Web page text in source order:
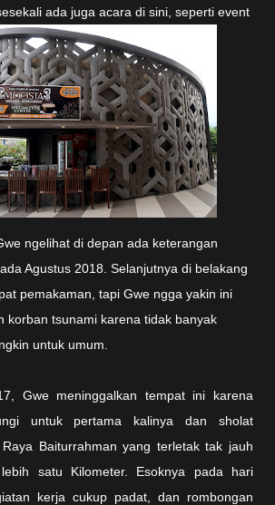
ada juga acara di sini, seperti event
ngelihat di depan ada keterangan
Agustus 2018. Selanjutnya di belakang
pemakaman, tapi Gwe ngga yakin ini
korban tsunami karena tidak banyak
untuk umum.
Gwe meninggalkan tempat ini karena
untuk pertama kalinya dan sholat
Baiturrahman yang terletak tak jauh
satu Kilometer. Esoknya pada hari
kerja cukup padat, dan rombongan